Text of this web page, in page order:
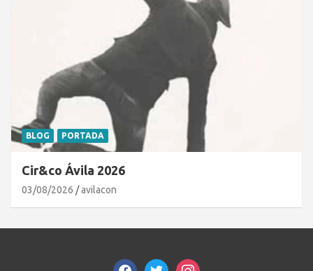
BLOG PORTADA
Cir&co Ávila 2026
03/08/2026 avilacon
facebooktwitterinstagram